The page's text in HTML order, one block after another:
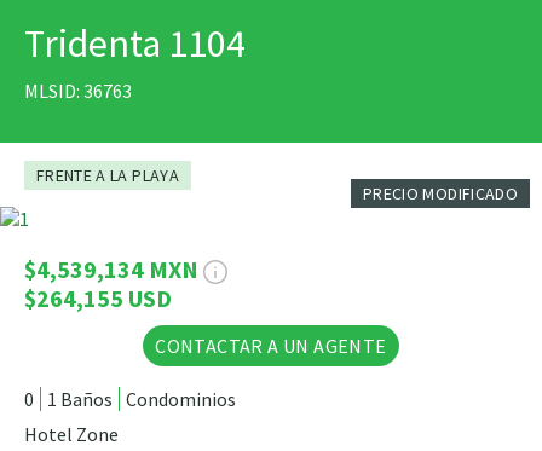
Tridenta 1104
MLSID: 36763
PRECIO MODIFICADO
FRENTE A LA PLAYA
5 Fotos
$4,539,134 MXN
$264,155 USD
CONTACTAR A UN AGENTE
0 1 Baños Condominios
Hotel Zone
IMPRIMIR